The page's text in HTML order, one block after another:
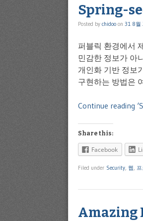
Spring-
Posted by chidoo on 31 8월
퍼블릭 환경에서
민감한 정보가 아
개인화 기반 정보
구현하는 방법은
Continue reading
Share this:
Facebook
Filed under Security, 웹,
Amazing